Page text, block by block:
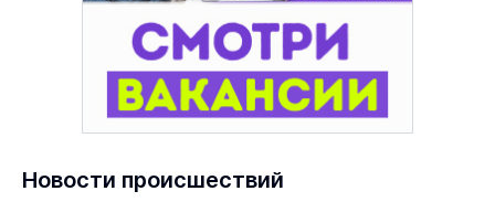
Новости происшествий